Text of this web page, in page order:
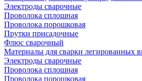
Электроды сварочные
Проволока сплошная
Проволока порошковая
Прутки присадочные
Флюс сварочный
Материалы для сварки легированных
Электроды сварочные
Проволока сплошная
Проволока порошковая